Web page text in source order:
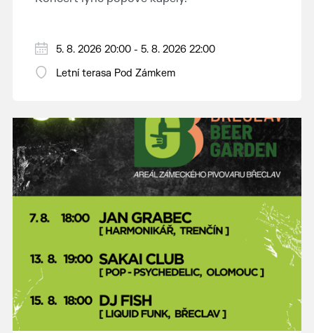
5. 8. 2026 20:00 - 5. 8. 2026 22:00
Letní terasa Pod Zámkem